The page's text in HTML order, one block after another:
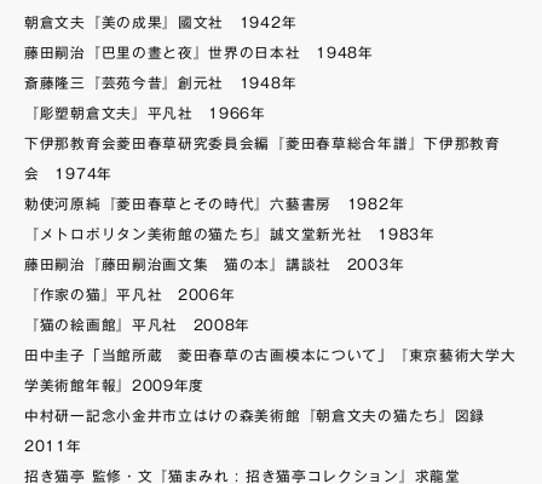
朝倉文夫『美の成果』國文社 1942年
藤田嗣治『巴里の晝と夜』世界の日本社 1948年
斎藤隆三『芸苑今昔』創元社 1948年
『彫塑朝倉文夫』平凡社 1966年
下伊那教育会菱田春草研究委員会編『菱田春草総合年譜』下伊那教育
会 1974年
勅使河原純『菱田春草とその時代』六藝書房 1982年
『メトロポリタン美術館の猫たち』誠文堂新光社 1983年
藤田嗣治『藤田嗣治画文集 猫の本』講談社 2003年
『作家の猫』平凡社 2006年
『猫の絵画館』平凡社 2008年
田中圭子「当館所蔵 菱田春草の古画模本について」『東京藝術大学大
学美術館年報』2009年度
中村研一記念小金井市立はけの森美術館『朝倉文夫の猫たち』図録
2011年
招き猫亭 監修・文『猫まみれ : 招き猫亭コレクション』求龍堂